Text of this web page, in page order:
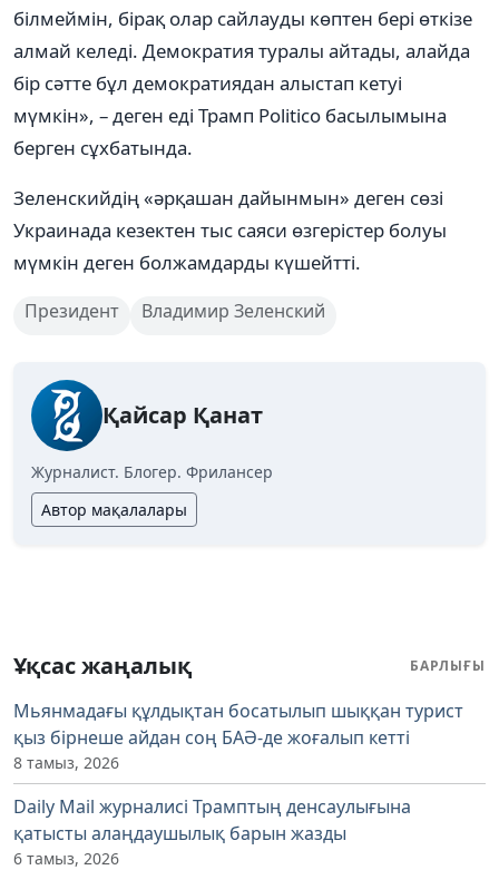
білмеймін, бірақ олар сайлауды көптен бері өткізе
алмай келеді. Демократия туралы айтады, алайда
бір сәтте бұл демократиядан алыстап кетуі
мүмкін», – деген еді Трамп Politico басылымына
берген сұхбатында.
Зеленскийдің «әрқашан дайынмын» деген сөзі
Украинада кезектен тыс саяси өзгерістер болуы
мүмкін деген болжамдарды күшейтті.
Президент Владимир Зеленский
Қайсар Қанат
Журналист. Блогер. Фрилансер
Автор мақалалары
Ұқсас жаңалық БАРЛЫҒЫ
Мьянмадағы құлдықтан босатылып шыққан турист
қыз бірнеше айдан соң БАӘ-де жоғалып кетті
8 тамыз, 2026
Daily Mail журналисі Трамптың денсаулығына
қатысты алаңдаушылық барын жазды
6 тамыз, 2026